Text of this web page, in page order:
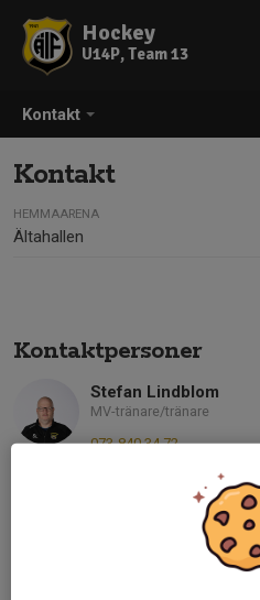
Kontakt
Hockey
U14P, Team 13
Kontakt
HEMMAARENA
Ältahallen
Kontaktpersoner
Stefan Lindblom
MV-tränare/tränare
073-840 34 72
David Persson